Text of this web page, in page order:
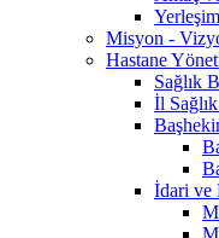
Misyon -
Hastane
Sağlık
İl
İdari ve